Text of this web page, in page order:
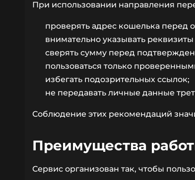
При использовании направления
проверять адрес кошелька перед
внимательно указывать реквизиты
сверять сумму перед
пользоваться только
избегать подозрительных ссылок;
не передавать личные данные
Соблюдение этих рекомендаций
Преимущества
Сервис организован так, чтобы